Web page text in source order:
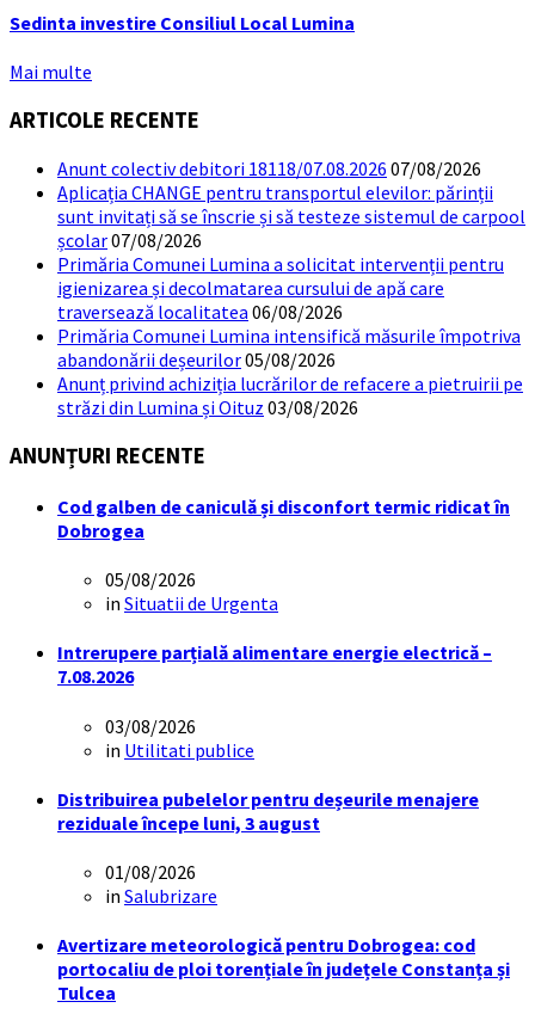
Sedinta investire Consiliul Local Lumina
Mai multe
ARTICOLE RECENTE
Anunt colectiv debitori 18118/07.08.2026 07/08/2026
Aplicația CHANGE pentru transportul elevilor: părinții
sunt invitați să se înscrie și să testeze sistemul de carpool
școlar07/08/2026
Primăria Comunei Lumina a solicitat intervenții pentru
igienizarea și decolmatarea cursului de apă care
traversează localitatea 06/08/2026
Primăria Comunei Lumina intensifică măsurile împotriva
abandonării deșeurilor05/08/2026
Anunț privind achiziția lucrărilor de refacere a pietruirii pe
străzi din Lumina și Oituz 03/08/2026
ANUNȚURI RECENTE
Cod galben de caniculă și disconfort termic ridicat în
Dobrogea
05/08/2026
in Situatii de Urgenta
Intrerupere parțială alimentare energie electrică –
7.08.2026
03/08/2026
in Utilitati publice
Distribuirea pubelelor pentru deșeurile menajere
reziduale începe luni, 3 august
01/08/2026
in Salubrizare
Avertizare meteorologică pentru Dobrogea: cod
portocaliu de ploi torențiale în județele Constanța și
Tulcea